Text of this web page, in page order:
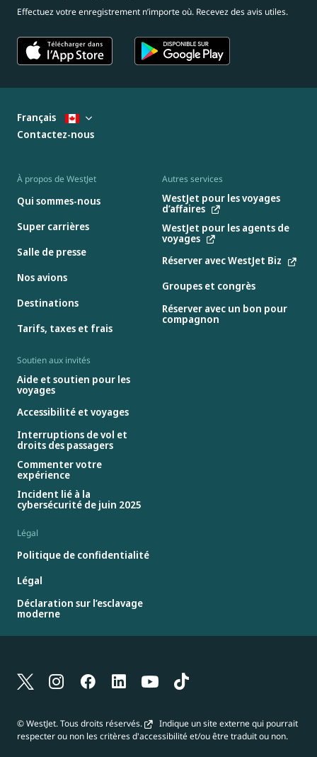
Effectuez votre enregistrement n’importe où. Recevez des avis utiles.
À propos de WestJet
Qui sommes-nous
Super carrières
Salle de presse
Nos avions
Destinations
Tarifs, taxes et frais
Autres services
WestJet pour les voyages
d’affaires
WestJet pour les agents de
voyages
Réserver avec WestJet Biz
Groupes et congrès
Réserver avec un bon pour
compagnon
Soutien aux invités
Aide et soutien pour les
voyages
Accessibilité et voyages
Interruptions de vol et
droits des passagers
Commenter votre
expérience
Incident lié à la
cybersécurité de juin 2025
Légal
Politique de confidentialité
Légal
Déclaration sur l’esclavage
moderne
Français
Contactez-nous
© WestJet. Tous droits réservés.
Indique un site externe qui pourrait
respecter ou non les critères d'accessibilité et/ou être traduit ou non.